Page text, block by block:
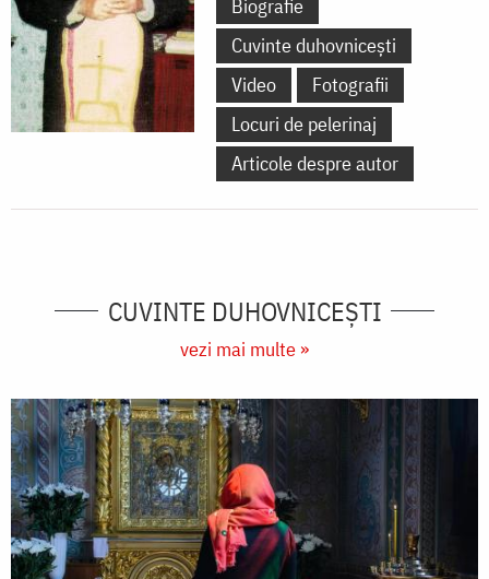
Biografie
Cuvinte duhovnicești
Video
Fotografii
Locuri de pelerinaj
Articole despre autor
CUVINTE DUHOVNICEȘTI
vezi mai multe »